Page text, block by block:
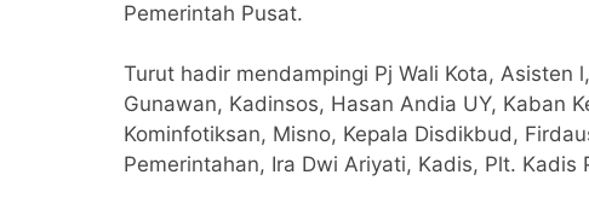
Pemerintah Pusat.
Turut hadir mendampingi Pj Wali Kota, Asisten
Gunawan, Kadinsos, Hasan Andia UY, Kaban
Kominfotiksan, Misno, Kepala Disdikbud,
Pemerintahan, Ira Dwi Ariyati, Kadis, Plt.